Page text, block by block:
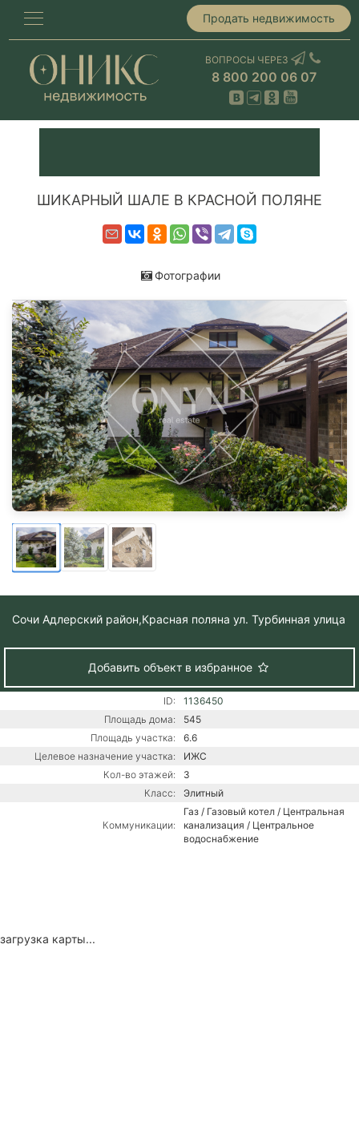
Продать недвижимость
ВОПРОСЫ ЧЕРЕЗ
8 800 200 06 07
ШИКАРНЫЙ ШАЛЕ В КРАСНОЙ ПОЛЯНЕ
Фотографии
Сочи Адлерский район,Красная поляна ул. Турбинная улица
Добавить объект в избранное
ID:
1136450
Площадь дома:
545
Площадь участка:
6.6
Целевое назначение участка:
ИЖС
Кол-во этажей:
3
Класс:
Элитный
Коммуникации:
Газ / Газовый котел / Центральная
канализация / Центральное
водоснабжение
загрузка карты...